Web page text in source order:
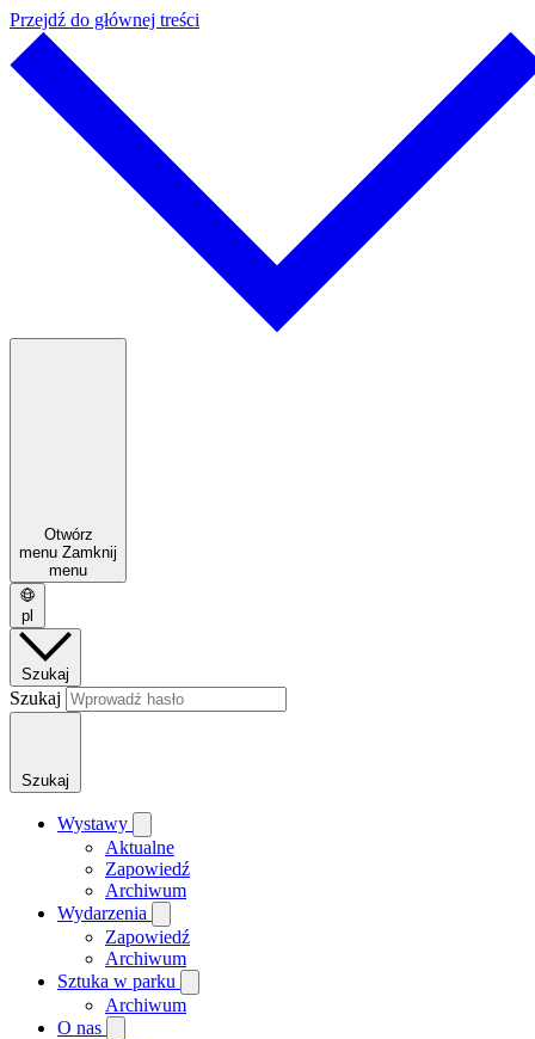
Przejdź do głównej treści
Otwórz
menu Zamknij
menu
pl
Szukaj
Szukaj
Szukaj
Wystawy
Aktualne
Zapowiedź
Archiwum
Wydarzenia
Zapowiedź
Archiwum
Sztuka w parku
Archiwum
O nas